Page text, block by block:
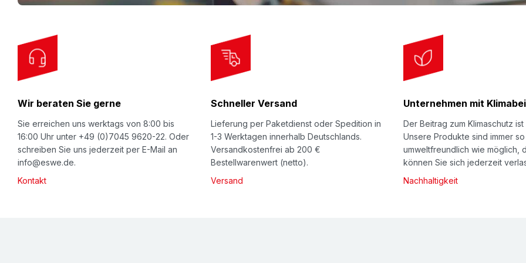
Auf Wunsch liefern
Profillänge. Darüber
Ihre ganz individuelle
einige Beispiele
beraten Sie gerne
9620-0bzw. Ihre E-
f
e
w
s
Wir beraten Sie gerne
Sie erreichen uns werktags von 8:00 bis
16:00 Uhr unter +49 (0)7045 9620-22. Oder
schreiben Sie uns jederzeit per E-Mail an
info@eswe.de.
Kontakt
Schneller Versand
Lieferung per Paketdienst oder Spedition in
1-3 Werktagen innerhalb Deutschlands.
Versandkostenfrei ab 200 €
Bestellwarenwert (netto).
Versand
Unternehmen mit
Der Beitrag zum Klimaschutz
Unsere Produkte sind immer so
umweltfreundlich wie möglich,
können Sie sich jederzeit
Nachhaltigkeit